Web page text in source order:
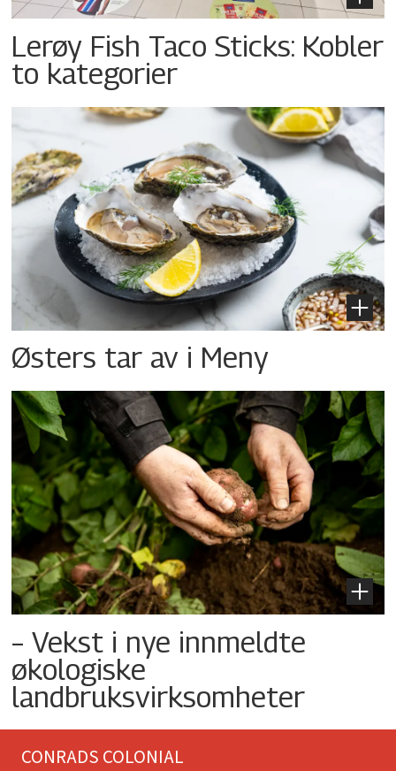
Lerøy Fish Taco Sticks: Kobler
to kategorier
Østers tar av i Meny
– Vekst i nye innmeldte
økologiske
landbruksvirksomheter
CONRADS COLONIAL